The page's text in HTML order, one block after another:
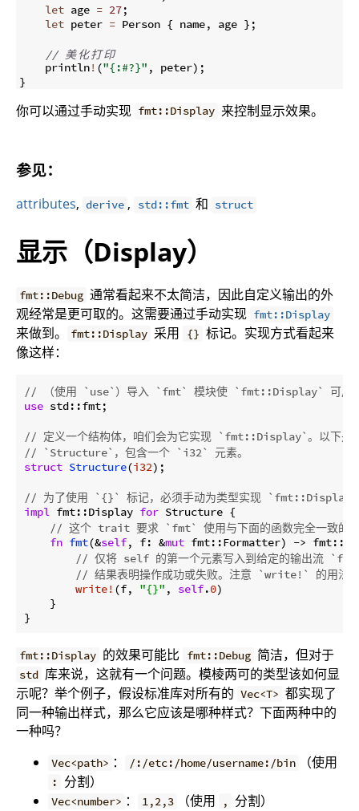
let age = 27;
let peter = Person { name, age } ;
// 美 化打印
    println
! ("{:#?}" , peter) ;
}
你可以通过手动实现 fmt::Display 来控制显示效果。
参见：
attributes, derive , std::fmt 和 struct
显示（Display）
fmt::Debug 通常看起来不太简洁，因此自定义输出的外
观经常是更可取的。这需要通过手动实现 fmt::Display
来做到。 fmt::Display 采用 {} 标记。实现方式看起来
像这样：
// （使用 `use`）导入 `fmt` 模块使 `fmt::Display` 可用
use std::fmt;
// 定义一个结构体，咱们会为它实现 `fmt::Display`。以下是
// `Structure`，包含一个 `i32` 元素。
struct Structure(i32);
// 为了使用 `{}` 标记，必须手动为类型实现
impl fmt::Display for Structure {
// 这个 trait 要求 `fmt` 使用与下面的函数完全一致的函
fn fmt(&self, f: &mut fmt::Formatter) -> fmt::
// 仅将 self 的第一个元素写入到给定的输出流 `f`
// 结果表明操作成功或失败。注意 `write!` 的用
write! (f, "{}" , self.0)
    }
fmt::Display 的效果可能比 fmt::Debug 简洁，但对于
std 库来说，这就有一个问题。模棱两可的类型该如何显
示呢？举个例子，假设标准库对所有的 Vec<T> 都实现了
同一种输出样式，那么它应该是哪种样式？下面两种中的
一种吗？
Vec<path> ： /:/etc:/home/username:/bin （使用
: 分割）
Vec<number> ： 1,2,3 （使用 ,
分割）